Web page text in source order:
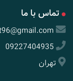
تماس با ما
09227404935
تهران